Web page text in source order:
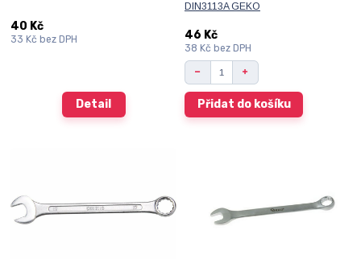
40 Kč
33 Kčbez DPH
Detail
DIN3113A GEKO
46 Kč
38 Kč bez DPH
Přidat do košíku